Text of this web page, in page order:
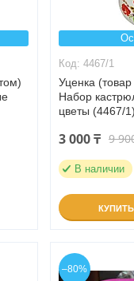
4467/1
Уценка
Набор
цветы (4467/1)
3 000 ₸ 9
В наличии
КУПИТЬ
–80%